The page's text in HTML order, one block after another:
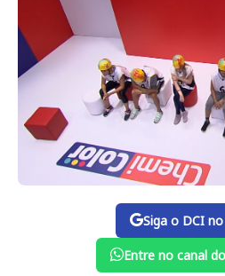
Siga o DCI
Entre no canal